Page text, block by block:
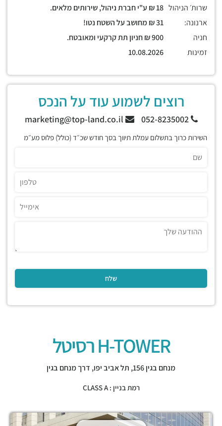
שרות׳ הניהול
ארנונה:
חניה
זמינות
רוצים לשמוע עוד על הנכס
052-8235002
השירות כרוך בתשלום עמלת תיווך בסך חודש שכ״ד (כולל) פלוס מע״מ
H-TOWER רסיטל
מנחם בגין 156, תל אביב יפו, דרך מנחם בגין
רמת בניין : CLASS A